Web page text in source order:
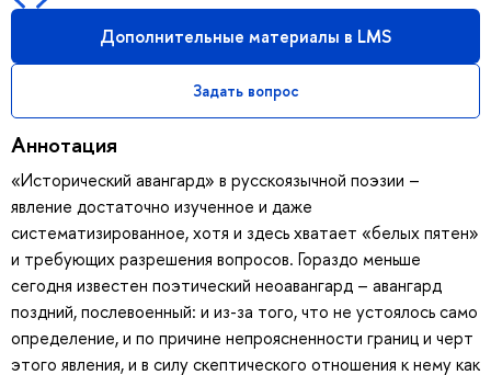
Дополнительные материалы в LMS
Задать вопрос
Аннотация
«Исторический авангард» в русскоязычной поэзии –
явление достаточно изученное и даже
систематизированное, хотя и здесь хватает «белых пятен»
и требующих разрешения вопросов. Гораздо меньше
сегодня известен поэтический неоавангард – авангард
поздний, послевоенный: и из-за того, что не устоялось само
определение, и по причине непроясненности границ и черт
этого явления, и в силу скептического отношения к нему как